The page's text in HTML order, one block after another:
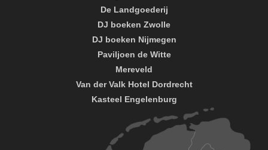
De Landgoederij
DJ boeken Zwolle
DJ boeken Nijmegen
Paviljoen de Witte
Mereveld
Van der Valk Hotel Dordrecht
Kasteel Engelenburg